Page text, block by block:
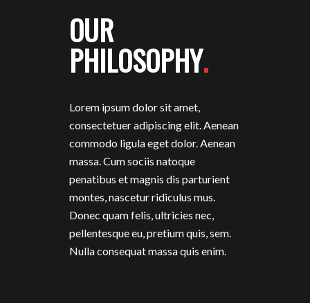
OUR
PHILOSOPHY.
Lorem ipsum dolor sit amet,
consectetuer adipiscing elit. Aenean
commodo ligula eget dolor. Aenean
massa. Cum sociis natoque
penatibus et magnis dis parturient
montes, nascetur ridiculus mus.
Donec quam felis, ultricies nec,
pellentesque eu, pretium quis, sem.
Nulla consequat massa quis enim.